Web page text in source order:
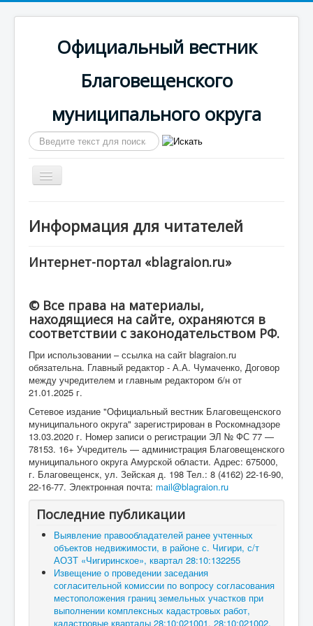
Официальный вестник
Благовещенского
муниципального округа
Искать...
Включить/
выключить
Сайт округа
Календарь выпусков
Информация для читателей
Интернет-портал «blagraion.ru»
© Все права на материалы,
находящиеся на сайте, охраняются в
соответствии с законодательством РФ.
При использовании – ссылка на сайт blagraion.ru
обязательна. Главный редактор - А.А. Чумаченко, Договор
между учредителем и главным редактором б/н от
21.01.2025 г.
Сетевое издание "Официальный вестник Благовещенского
муниципального округа" зарегистрирован в Роскомнадзоре
13.03.2020 г. Номер записи о регистрации ЭЛ № ФС 77 —
78153. 16+ Учредитель — администрация Благовещенского
муниципального округа Амурской области. Адрес: 675000,
г. Благовещенск, ул. Зейская д. 198 Тел.: 8 (4162) 22-16-90,
22-16-77. Электронная почта: mail@blagraion.ru
Последние публикации
Выявление правообладателей ранее учтенных
объектов недвижимости, в районе с. Чигири, с/т
АОЗТ «Чигиринское», квартал 28:10:132255
Извещение о проведении заседания
согласительной комиссии по вопросу согласования
местоположения границ земельных участков при
выполнении комплексных кадастровых работ,
кадастровые кварталы 28:10:021001, 28:10:021002,